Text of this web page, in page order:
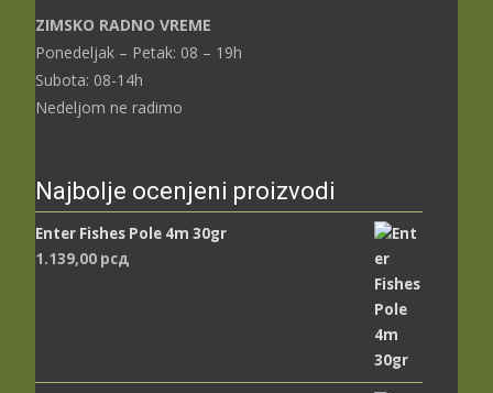
ZIMSKO RADNO VREME
Ponedeljak – Petak: 08 – 19h
Subota: 08-14h
Nedeljom ne radimo
Najbolje ocenjeni proizvodi
Enter Fishes Pole 4m 30gr
1.139,00 рсд